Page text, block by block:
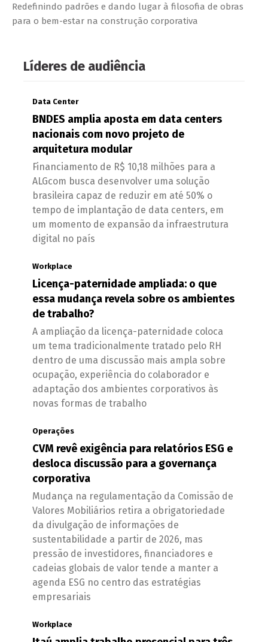
Redefinindo padrões e dando lugar à filosofia de obras
para o bem-estar na construção corporativa
Líderes de audiência
Data Center
BNDES amplia aposta em data centers
nacionais com novo projeto de
arquitetura modular
Financiamento de R$ 10,18 milhões para a
ALGcom busca desenvolver uma solução
brasileira capaz de reduzir em até 50% o
tempo de implantação de data centers, em
um momento de expansão da infraestrutura
digital no país
Workplace
Licença-paternidade ampliada: o que
essa mudança revela sobre os ambientes
de trabalho?
A ampliação da licença-paternidade coloca
um tema tradicionalmente tratado pelo RH
dentro de uma discussão mais ampla sobre
ocupação, experiência do colaborador e
adaptação dos ambientes corporativos às
novas formas de trabalho
Operações
CVM revê exigência para relatórios ESG e
desloca discussão para a governança
corporativa
Mudança na regulamentação da Comissão de
Valores Mobiliários retira a obrigatoriedade
da divulgação de informações de
sustentabilidade a partir de 2026, mas
pressão de investidores, financiadores e
cadeias globais de valor tende a manter a
agenda ESG no centro das estratégias
empresariais
Workplace